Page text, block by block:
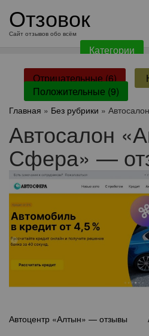
содержанию
Отзовок
Сайт отзывов обо всём
Категории
Отрицательные (6)
Положительные (9)
Главная » Без рубрики »
Автосалон
Сфера» —
Навигация
Автоцентр «Алтын» — отзывы